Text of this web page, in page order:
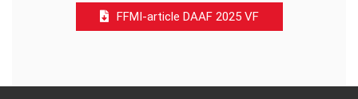
FFMI-article DAAF 2025 VF